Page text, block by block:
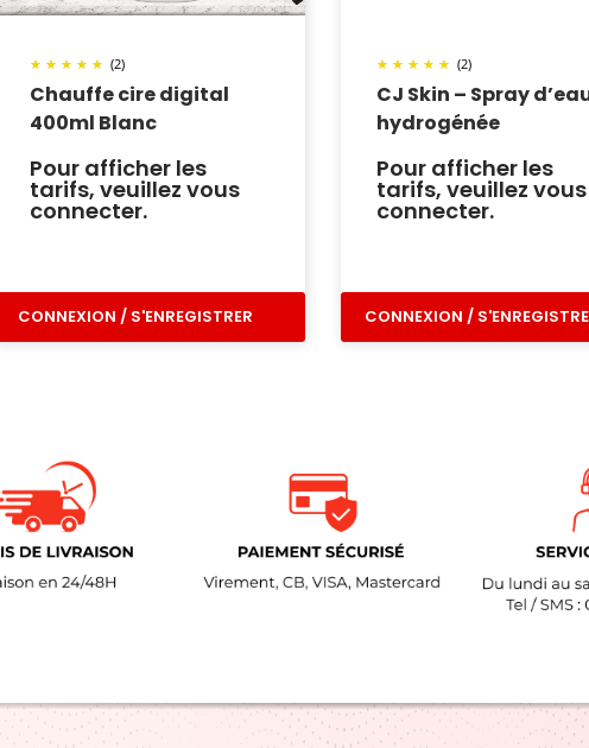
Chauffe cire digital
400ml Blanc
(2)
Pour afficher les
tarifs, veuillez vous
connecter.
CONNEXION / S'ENREGISTRER
CJ Skin – Spray
hydrogénée
(2)
Pour afficher les
tarifs, veuillez vous
connecter.
CONNEXION /